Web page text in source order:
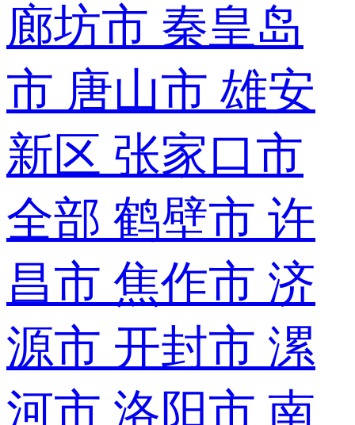
廊坊市 秦皇岛
市 唐山市 雄安
新区 张家口市
全部 鹤壁市 许
昌市 焦作市 济
源市 开封市 漯
河市 洛阳市 南